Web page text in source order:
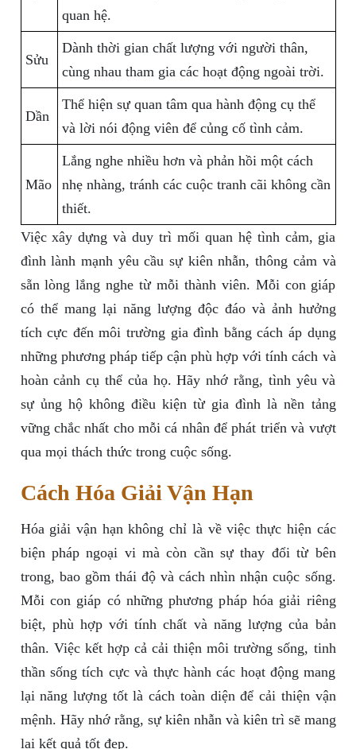
quan hệ.
Sửu
Dành thời gian chất lượng với người thân,
cùng nhau tham gia các hoạt động ngoài trời.
Dần
Thể hiện sự quan tâm qua hành động cụ thể
và lời nói động viên để củng cố tình cảm.
Mão
Lắng nghe nhiều hơn và phản hồi một cách
nhẹ nhàng, tránh các cuộc tranh cãi không cần
thiết.
Việc xây dựng và duy trì mối quan hệ tình cảm, gia
đình lành mạnh yêu cầu sự kiên nhẫn, thông cảm và
sẵn lòng lắng nghe từ mỗi thành viên. Mỗi con giáp
có thể mang lại năng lượng độc đáo và ảnh hưởng
tích cực đến môi trường gia đình bằng cách áp dụng
những phương pháp tiếp cận phù hợp với tính cách và
hoàn cảnh cụ thể của họ. Hãy nhớ rằng, tình yêu và
sự ủng hộ không điều kiện từ gia đình là nền tảng
vững chắc nhất cho mỗi cá nhân để phát triển và vượt
qua mọi thách thức trong cuộc sống.
Cách Hóa Giải Vận Hạn
Hóa giải vận hạn không chỉ là về việc thực hiện các
biện pháp ngoại vi mà còn cần sự thay đổi từ bên
trong, bao gồm thái độ và cách nhìn nhận cuộc sống.
Mỗi con giáp có những phương pháp hóa giải riêng
biệt, phù hợp với tính chất và năng lượng của bản
thân. Việc kết hợp cả cải thiện môi trường sống, tinh
thần sống tích cực và thực hành các hoạt động mang
lại năng lượng tốt là cách toàn diện để cải thiện vận
mệnh. Hãy nhớ rằng, sự kiên nhẫn và kiên trì sẽ mang
lại kết quả tốt đẹp.